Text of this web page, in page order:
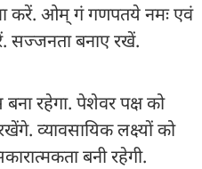
करें. ओम् गं गणपतये नमः एवं
सज्जनता बनाए रखें.
रहेगा. पेशेवर पक्ष को
व्यावसायिक लक्ष्यों को
बनी रहेगी.